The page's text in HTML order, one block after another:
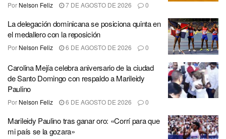
Por Nelson Feliz 7 DE AGOSTO DE 2026 0
La delegación dominicana se posiciona quinta en
el medallero con la reposición
Por Nelson Feliz 6 DE AGOSTO DE 2026 0
Carolina Mejía celebra aniversario de la ciudad
de Santo Domingo con respaldo a Marileidy
Paulino
Por Nelson Feliz 6 DE AGOSTO DE 2026 0
Marileidy Paulino tras ganar oro: «Corrí para que
mi país se la gozara»